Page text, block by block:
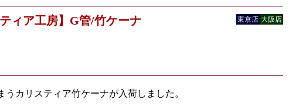
東京店 大阪店
ィア工房】G管/竹ケーナ
カリスティア竹ケーナが入荷しました。